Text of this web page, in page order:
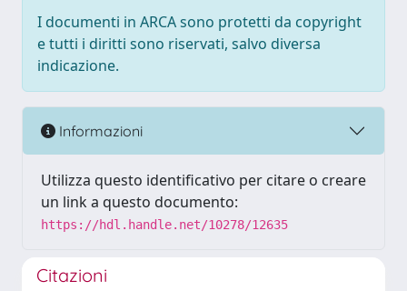
I documenti in ARCA sono protetti da copyright
e tutti i diritti sono riservati, salvo diversa
indicazione.
Informazioni
Utilizza questo identificativo per citare o creare
un link a questo documento:
https://hdl.handle.net/10278/12635
Citazioni